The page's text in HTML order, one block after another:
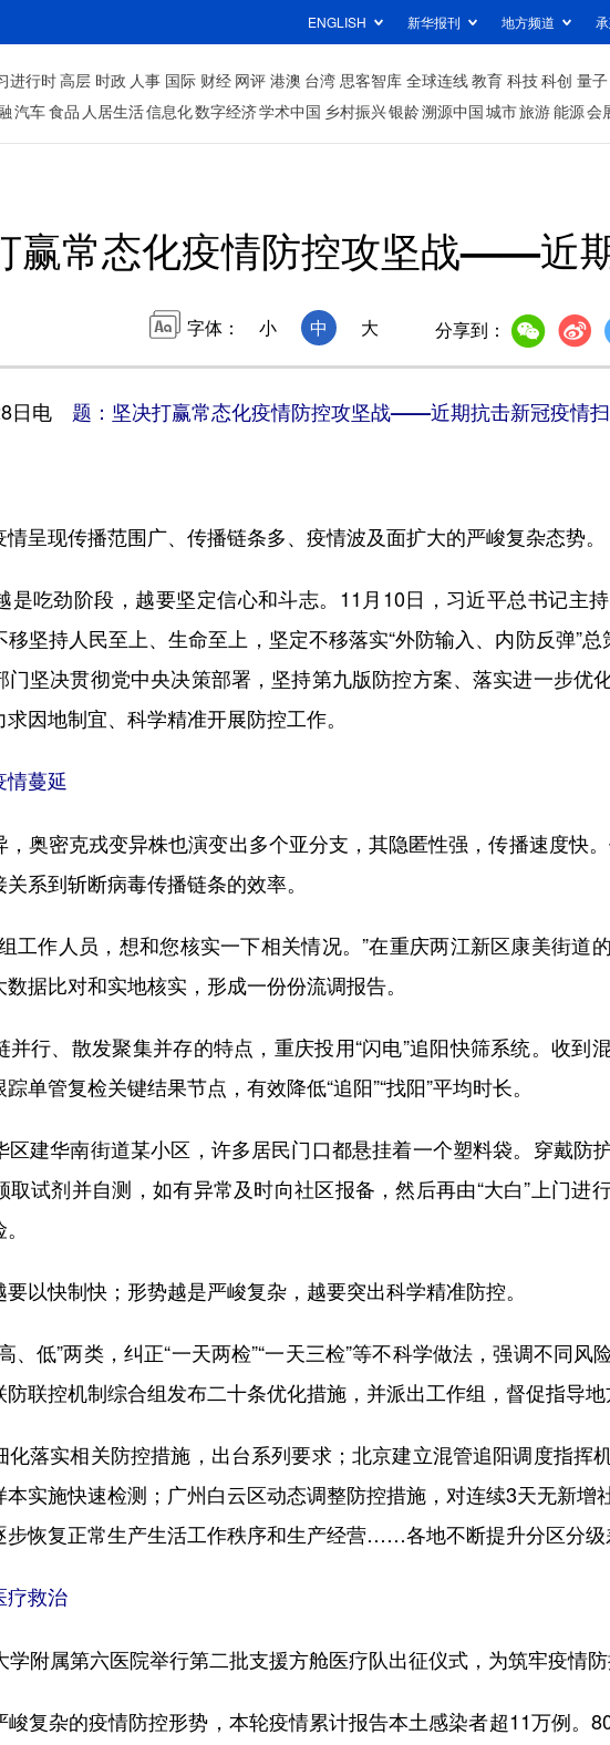
ENGLISH 新华报刊 地方频道
进行时高层 时政 人事 国际 财经 网评 港澳 台湾 思客智库 全球连线教育 科技科创 量子
汽车食品 人居生活信息化数字经济学术中国 乡村振兴银龄溯源中国城市旅游能源会
赢常态化疫情防控攻坚战——近
字体： 小 中 大 分享到：
日电 题：坚决打赢常态化疫情防控攻坚战——近期抗击新冠疫情
现传播范围广、传播链条多、疫情波及面扩大的严峻复杂态势。
吃劲阶段，越要坚定信心和斗志。11月10日，习近平总书记主
坚持人民至上、生命至上，坚定不移落实“外防输入、内防反弹”
门坚决贯彻党中央决策部署，坚持第九版防控方案、落实进一步优
因地制宜、科学精准开展防控工作。
情蔓延
密克戎变异株也演变出多个亚分支，其隐匿性强，传播速度快。
关系到斩断病毒传播链条的效率。
作人员，想和您核实一下相关情况。”在重庆两江新区康美街道
据比对和实地核实，形成一份份流调报告。
、散发聚集并存的特点，重庆投用“闪电”追阳快筛系统。收到
单管复检关键结果节点，有效降低“追阳”“找阳”平均时长。
华南街道某小区，许多居民门口都悬挂着一个塑料袋。穿戴防
取试剂并自测，如有异常及时向社区报备，然后再由“大白”上门进
快制快；形势越是严峻复杂，越要突出科学精准防控。
低”两类，纠正“一天两检”“一天三检”等不科学做法，强调不同风
联控机制综合组发布二十条优化措施，并派出工作组，督促指导地
实相关防控措施，出台系列要求；北京建立混管追阳调度指挥
实施快速检测；广州白云区动态调整防控措施，对连续3天无新增
恢复正常生产生活工作秩序和生产经营……各地不断提升分区分级
疗救治
属第六医院举行第二批支援方舱医疗队出征仪式，为筑牢疫情防
杂的疫情防控形势，本轮疫情累计报告本土感染者超11万例。